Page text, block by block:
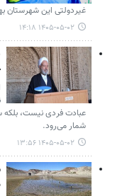
غیردولتی این شهرستان
۱۴۰۵-۰۵-۰۲ ۱۴:۱۸
عبادت فردی نیست، بلکه
شمار می‌رود.
۱۴۰۵-۰۵-۰۲ ۱۳:۵۶